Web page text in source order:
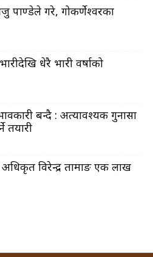
पाण्डेले गरे, गोकर्णेश्वरका
धेरै भारी वर्षाको
बन्दै : अत्यावश्यक गुनासा
तयारी
अधिकृत विरेन्द्र तामाङ एक लाख